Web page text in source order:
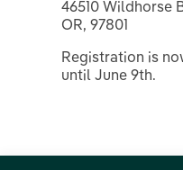
46510 Wildhorse
OR, 97801
Registration is
until June 9th.